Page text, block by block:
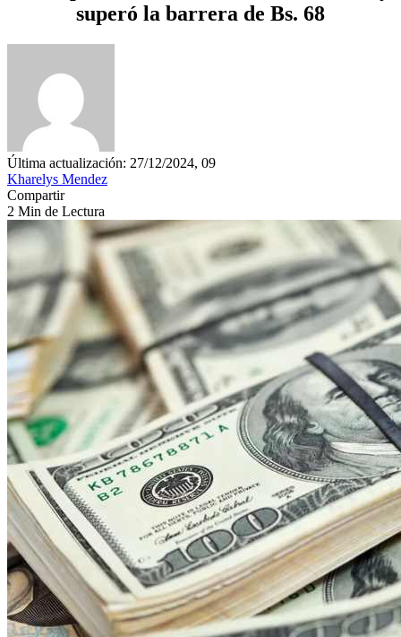
superó la barrera de Bs. 68
Última actualización: 27/12/2024, 09
Kharelys Mendez
Compartir
2 Min de Lectura